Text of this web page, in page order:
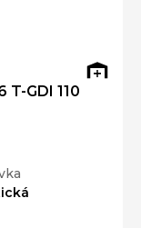
T-GDI 110